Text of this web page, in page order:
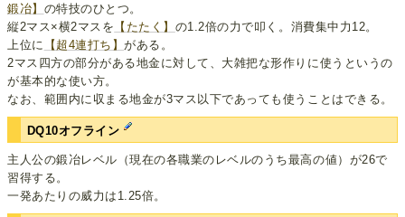
鍛冶】 の特技のひとつ。
縦2マス×横2マスを 【たたく】 の1.2倍の力で叩く。消費集中力12。
上位に
【超4連打ち】がある。
2マス四方の部分がある地金に対して、大雑把な形作りに使うというの
が基本的な使い方。
なお、範囲内に収まる地金が3マス以下であっても使うことはできる。
DQ10オフライン
主人公の鍛冶レベル（現在の各職業のレベルのうち最高の値）が26で
習得する。
一発あたりの威力は1.25倍。